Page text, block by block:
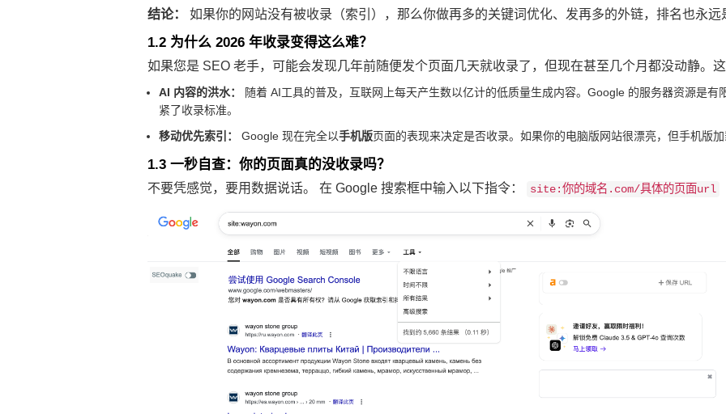
结论： 如果你的网站没有被收录（索引），那么你做再多的关键词优化、发再多的外链，排名也永远
1.2 为什么 2026 年收录变得这么难？
如果您是 SEO 老手，可能会发现几年前随便发个页面几天就收录了，但现在甚至几个月都没动静。
AI 内容的洪水：
随着 AI工具的普及，互联网上每天产生数以亿计的低质量生成内容。Google 的服务器资源是
紧了收录标准。
移动优先索引：
Google 现在完全以手机版页面的表现来决定是否收录。如果你的电脑版网站很漂亮，但手机版
1.3 一秒自查：你的页面真的没收录吗？
不要凭感觉，要用数据说话。 在 Google 搜索框中输入以下指令： site:你的域名.com/具体的页面url